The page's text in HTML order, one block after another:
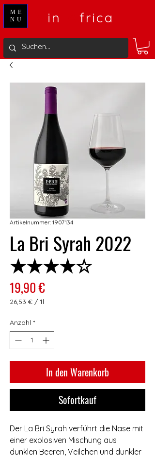
in frica
ME
NU
Artikelnummer: 1907134
La Bri Syrah 2022
★★★★☆
19,90 €Preis
26,53 € / 1l
pro
1
Liter
Anzahl *
In den Warenkorb
Sofortkauf
Der La Bri Syrah verführt die Nase mit
einer explosiven Mischung aus
dunklen Beeren, Veilchen und dunkler